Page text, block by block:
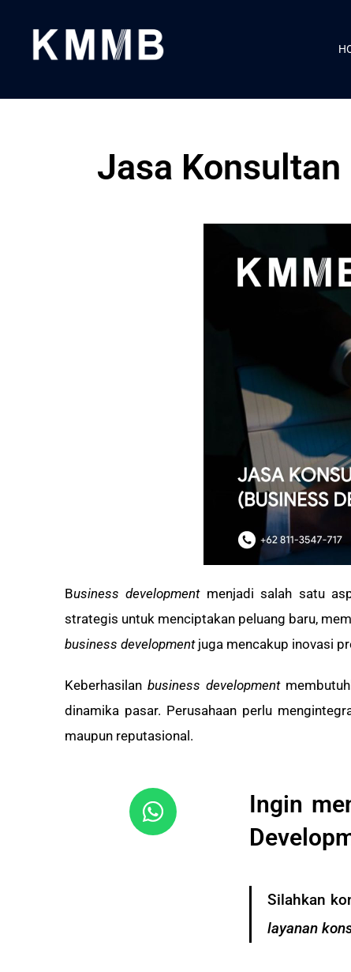
Jasa
Business developmentmenjadi salah satu
strategis untuk menciptakan peluang baru,
business developmentjuga mencakup inovasi
Keberhasilanbusiness development
dinamika pasar. Perusahaan perlu
maupun reputasional.
Ingin
Silahkan
layanan